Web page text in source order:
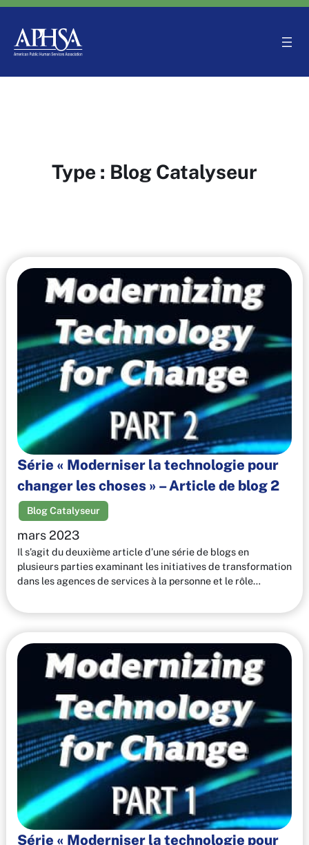
Aller
contenu
Type : Blog Catalyseur
Série « Moderniser la technologie pour
changer les choses » – Article de blog 2
Blog Catalyseur
mars 2023
Il s’agit du deuxième article d’une série de blogs en
plusieurs parties examinant les initiatives de transformation
dans les agences de services à la personne et le rôle…
Série « Moderniser la technologie pour